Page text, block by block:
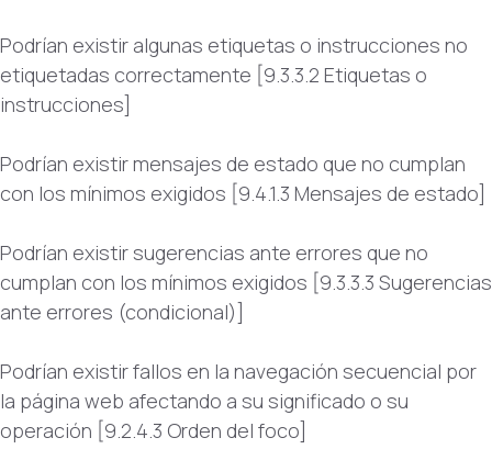
Podrían existir algunas etiquetas o instrucciones no
etiquetadas correctamente [9.3.3.2 Etiquetas o
instrucciones]
Podrían existir mensajes de estado que no cumplan
con los mínimos exigidos [9.4.1.3 Mensajes de estado]
Podrían existir sugerencias ante errores que no
cumplan con los mínimos exigidos [9.3.3.3 Sugerencias
ante errores (condicional)]
Podrían existir fallos en la navegación secuencial por
la página web afectando a su significado o su
operación [9.2.4.3 Orden del foco]